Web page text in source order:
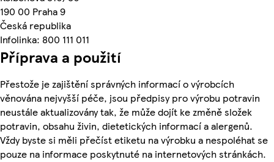
190 00 Praha 9
Česká republika
Infolinka: 800 111 011
Příprava a použití
Přestože je zajištění správných informací o výrobcích
věnována nejvyšší péče, jsou předpisy pro výrobu potravin
neustále aktualizovány tak, že může dojít ke změně složek
potravin, obsahu živin, dietetických informací a alergenů.
Vždy byste si měli přečíst etiketu na výrobku a nespoléhat se
pouze na informace poskytnuté na internetových stránkách.